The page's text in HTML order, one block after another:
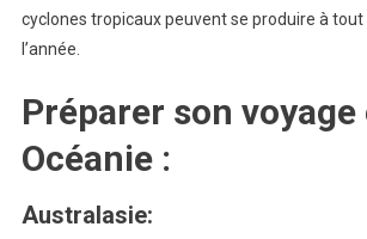
cyclones tropicaux peuvent se produire à
l’année.
Préparer son voyage
Océanie :
Australasie: